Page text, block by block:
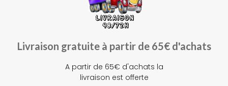
Livraison gratuite à partir de 65€ d'achats
A partir de 65€ d'achats la
livraison est offerte